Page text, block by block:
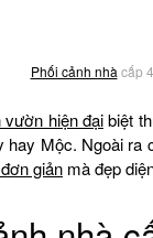
Phối cảnh nhàcấp
vườn hiện đạibiệt
hay Mộc. Ngoài ra
giản mà đẹp